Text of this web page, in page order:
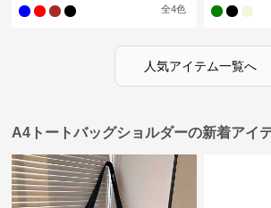
全4色
人気アイテム一覧へ
A4トートバッグショルダーの新着アイ